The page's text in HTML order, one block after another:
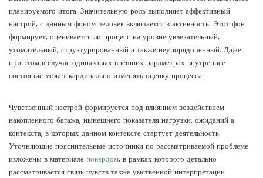
планируемого итога. Значительную роль выполняет аффективный
настрой, с данным фоном человек включается в активность. Этот фон
формирует, оценивается ли процесс на уровне увлекательный,
утомительный, структурированный а также неупорядоченный. Даже
при этом в случае одинаковых внешних параметрах внутреннее
состояние может кардинально изменять оценку процесса.
Чувственный настрой формируется под влиянием воздействием
накопленного багажа, нынешнего показателя нагрузки, ожиданий а
контекста, в которых данном контексте стартует деятельность.
Уточняющие пояснительные источники по рассматриваемой проблеме
изложены в материале покердом, в рамках которого детально
рассматривается связь чувств также умственной интерпретации